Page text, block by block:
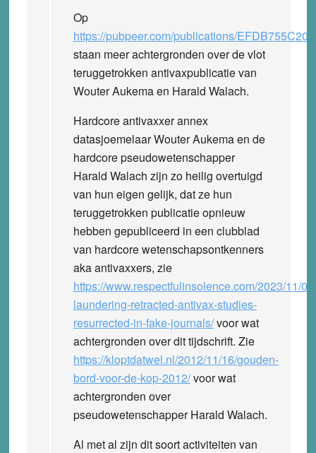
Op
https://pubpeer.com/publications/
staan meer achtergronden over de vlot
teruggetrokken antivaxpublicatie van
Wouter Aukema en Harald Walach.
Hardcore antivaxxer annex
datasjoemelaar Wouter Aukema en de
hardcore pseudowetenschapper
Harald Walach zijn zo heilig overtuigd
van hun eigen gelijk, dat ze hun
teruggetrokken publicatie opnieuw
hebben gepubliceerd in een clubblad
van hardcore wetenschapsontkenners
aka antivaxxers, zie
https://www.respectfulinsolence.com/2023/11/
laundering-retracted-antivax-studies-
resurrected-in-fake-journals/voor wat
achtergronden over dit tijdschrift. Zie
https://kloptdatwel.nl/2012/11/16/gouden-
bord-voor-de-kop-2012/voor wat
achtergronden over
pseudowetenschapper Harald Walach.
Al met al zijn dit soort activiteiten van